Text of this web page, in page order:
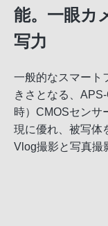
能。一眼カ
写力
一般的なスマート
きさとなる、
時）CMOSセンサ
現に優れ、被写体
Vlog撮影と写真撮